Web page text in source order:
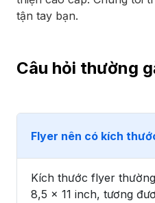
tận tay bạn.
Câu hỏi thường
Flyer nên có kích
Kích thước flyer
8,5 x 11 inch, tương